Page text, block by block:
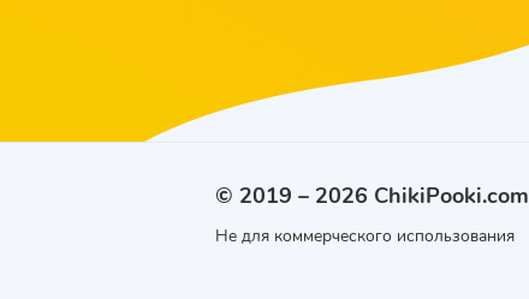
© 2019 – 2026 ChikiPooki.com
Не для коммерческого использования